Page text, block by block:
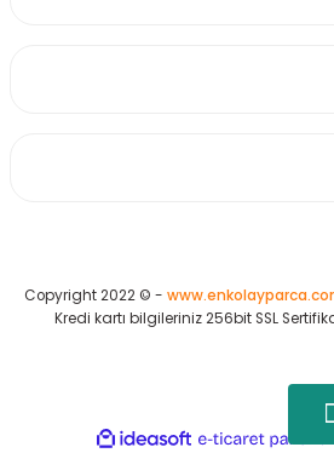
Copyright 2022 © -
Kredi kartı bilgileriniz 256bit SSL
ideasoft